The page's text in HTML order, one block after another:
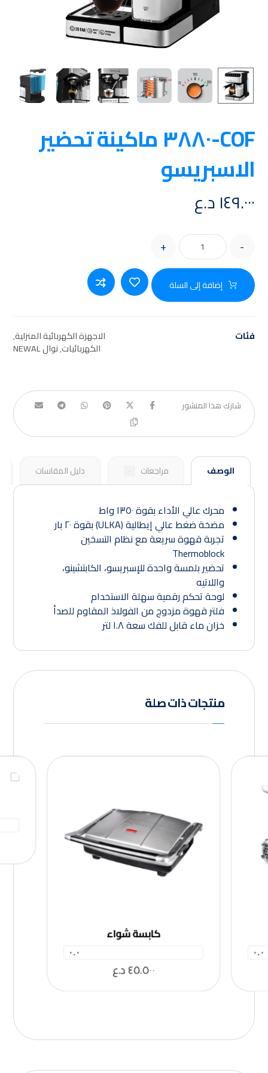
COF-٣٨٨٠ ماكينة تحضير
الاسبريسو
١٤٩.٠٠٠د.ع
-
+
إضافة إلى السلة
فئات الاجهزة الكهربائية المنزلية,
الكهربائيات,نوال NEWAL
الوصف مراجعات ٠ دليل المقاسات
محرك عالي الأداء بقوة ١٣٥٠ واط
مضخة ضغط عالي إيطالية (ULKA) بقوة ٢٠ بار
تجربة قهوة سريعة مع نظام التسخين
Thermoblock
تحضير بلمسة واحدة للإسبريسو، الكابتشينو،
واللاتيه
لوحة تحكم رقمية سهلة الاستخدام
فلتر قهوة مزدوج من الفولاذ المقاوم للصدأ
خزان ماء قابل للفك سعة ١.٨ لتر
منتجات ذات صلة
٠.٠
كابسة شواء
٠.٠
٤٥.٥٠٠د.ع